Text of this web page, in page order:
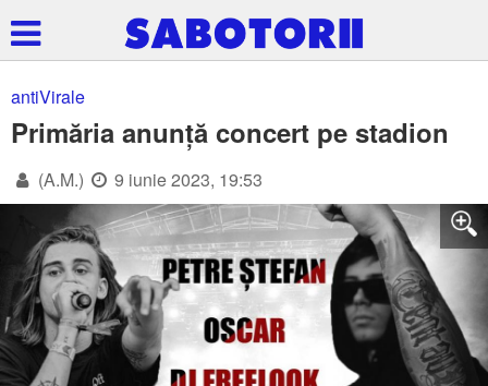
antiVirale
Primăria anunță concert pe stadion
(A.M.) 9 iunie 2023, 19:53